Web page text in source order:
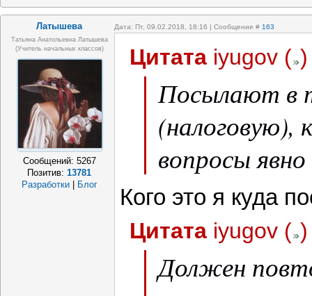
Латышева Дата: Пт, 09.02.2018, 18:16 | Сообщение # 163
Татьяна Анатольевна Латышева
(учитель начальных классов)
Сообщений: 5267
Позитив:13781
Разработки
Блог
Цитата iyugov ( )
Посылают в
(налоговую),
вопросы
Кого это я куда
Цитата iyugov ( )
Должен